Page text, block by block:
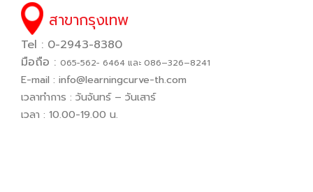
สาขากรุงเทพ
Tel : 0-2943-8380
มือถือ : 065−562− 6464 และ 086–326–8241
E-mail : info@learningcurve-th.com
เวลาทำการ : วันจันทร์ – วันเสาร์
เวลา : 10.00-19.00 น.